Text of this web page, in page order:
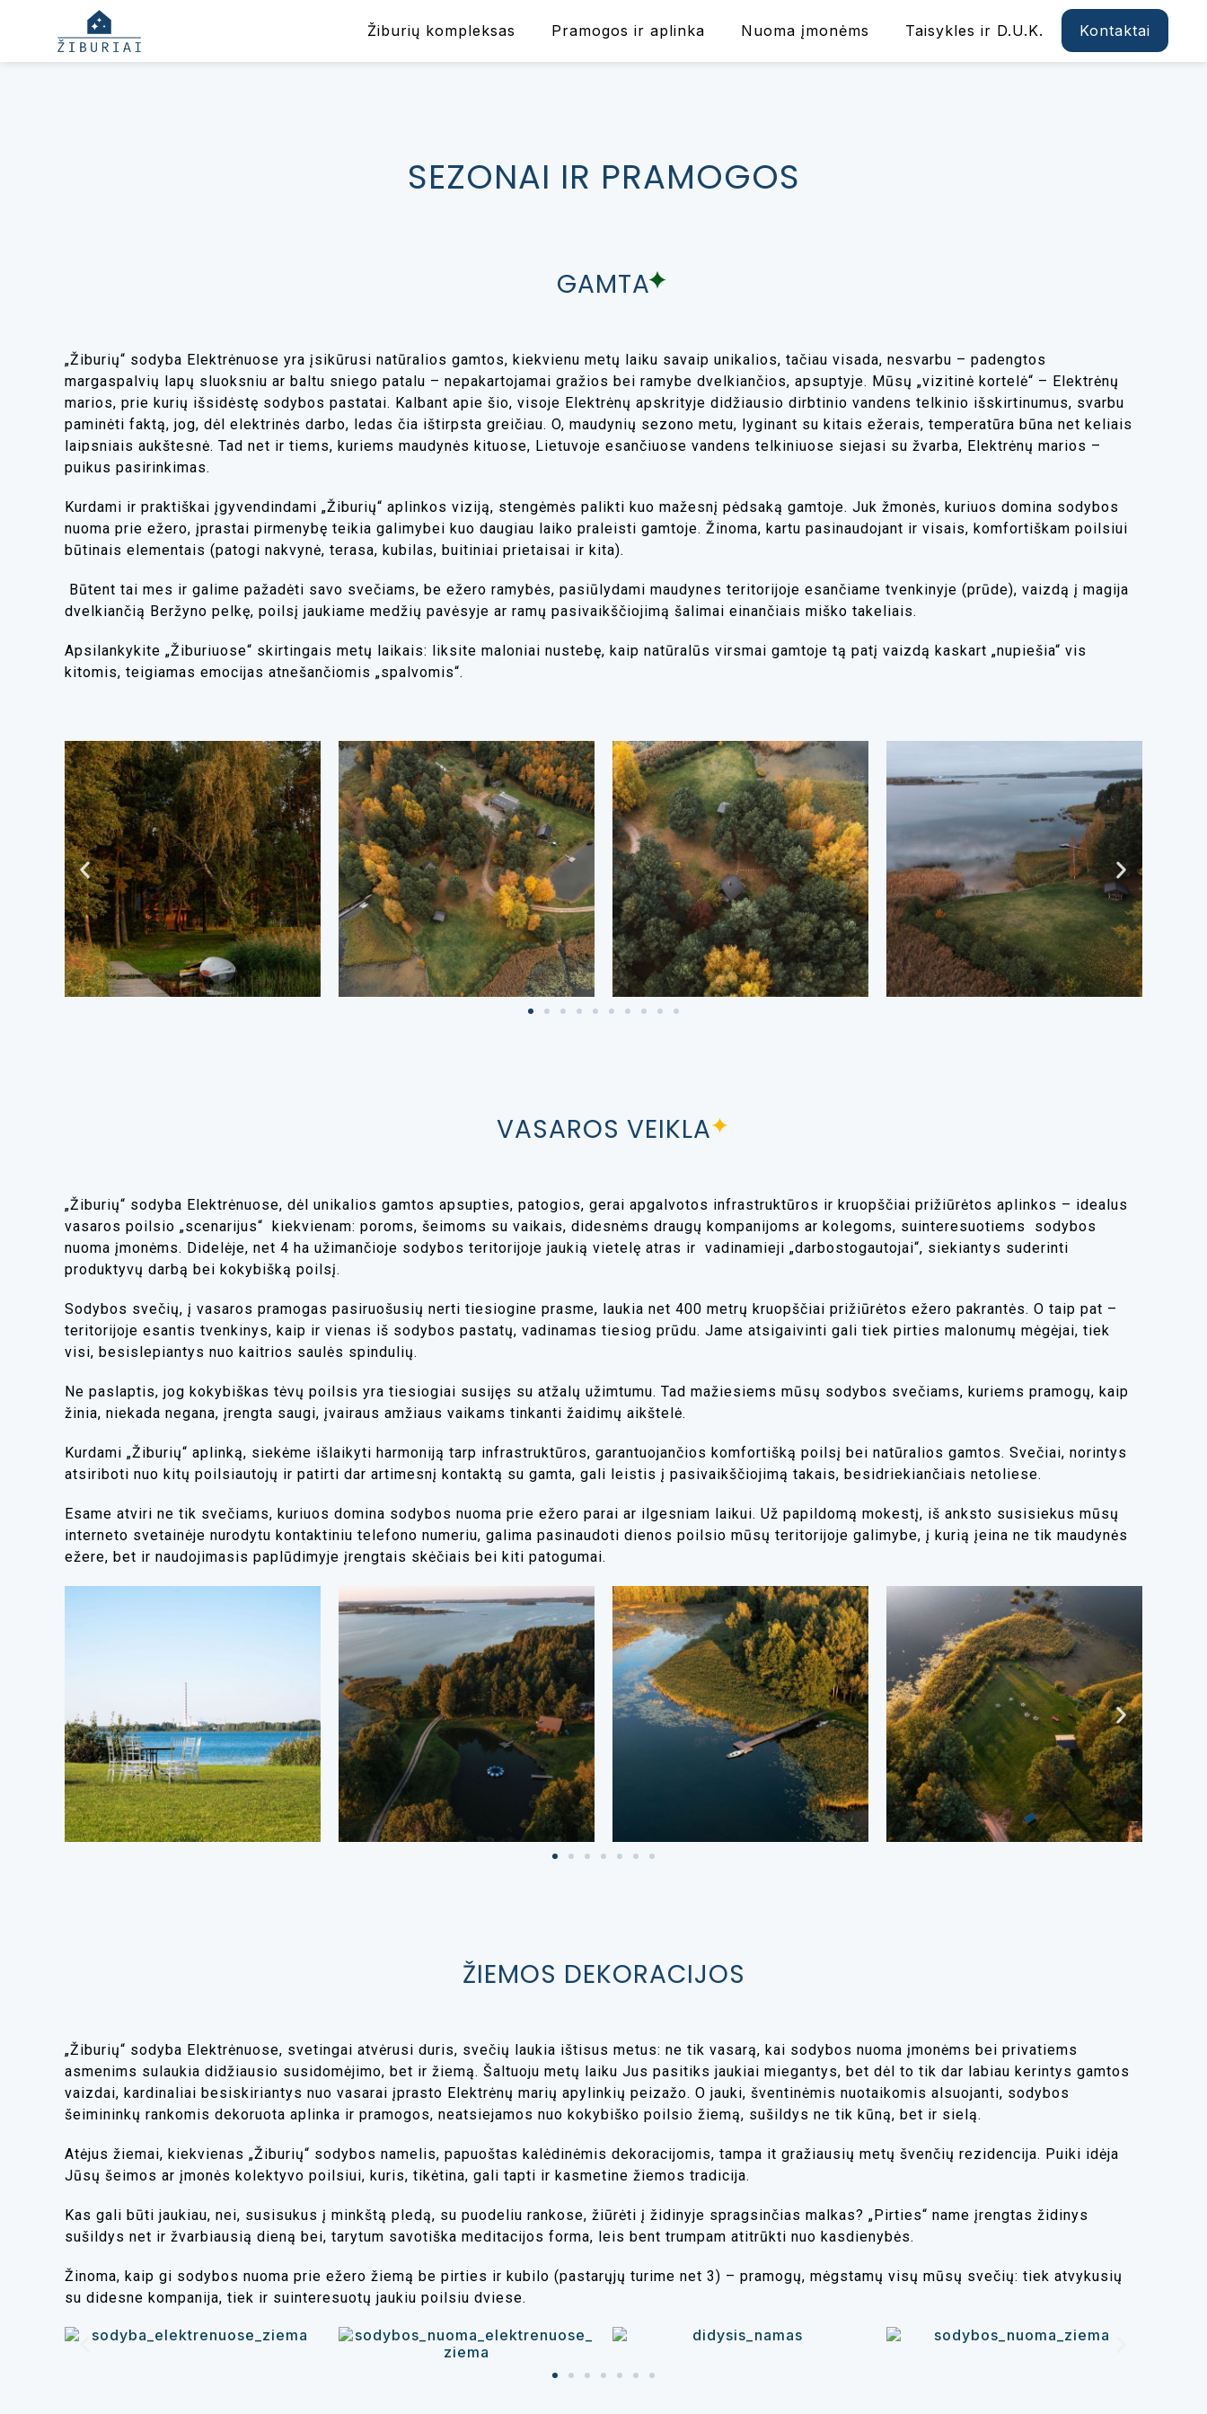
Žiburių kompleksas Pramogos ir aplinka Nuoma įmonėms Taisykles ir D.U.K. Kontaktai
SEZONAI IR PRAMOGOS
GAMTA
„Žiburių“ sodyba Elektrėnuose yra įsikūrusi natūralios gamtos, kiekvienu metų laiku savaip unikalios, tačiau visada, nesvarbu – padengtos
margaspalvių lapų sluoksniu ar baltu sniego patalu – nepakartojamai gražios bei ramybe dvelkiančios, apsuptyje. Mūsų „vizitinė kortelė“ – Elektrėnų
marios, prie kurių išsidėstę sodybos pastatai. Kalbant apie šio, visoje Elektrėnų apskrityje didžiausio dirbtinio vandens telkinio išskirtinumus, svarbu
paminėti faktą, jog, dėl elektrinės darbo, ledas čia ištirpsta greičiau. O, maudynių sezono metu, lyginant su kitais ežerais, temperatūra būna net keliais
laipsniais aukštesnė. Tad net ir tiems, kuriems maudynės kituose, Lietuvoje esančiuose vandens telkiniuose siejasi su žvarba, Elektrėnų marios –
puikus pasirinkimas.
Kurdami ir praktiškai įgyvendindami „Žiburių“ aplinkos viziją, stengėmės palikti kuo mažesnį pėdsaką gamtoje. Juk žmonės, kuriuos domina sodybos
nuoma prie ežero, įprastai pirmenybę teikia galimybei kuo daugiau laiko praleisti gamtoje. Žinoma, kartu pasinaudojant ir visais, komfortiškam poilsiui
būtinais elementais (patogi nakvynė, terasa, kubilas, buitiniai prietaisai ir kita).
Būtent tai mes ir galime pažadėti savo svečiams, be ežero ramybės, pasiūlydami maudynes teritorijoje esančiame tvenkinyje (prūde), vaizdą į magija
dvelkiančią Beržyno pelkę, poilsį jaukiame medžių pavėsyje ar ramų pasivaikščiojimą šalimai einančiais miško takeliais.
Apsilankykite „Žiburiuose“ skirtingais metų laikais: liksite maloniai nustebę, kaip natūralūs virsmai gamtoje tą patį vaizdą kaskart „nupiešia“ vis
kitomis, teigiamas emocijas atnešančiomis „spalvomis“.
VASAROS VEIKLA
„Žiburių“ sodyba Elektrėnuose, dėl unikalios gamtos apsupties, patogios, gerai apgalvotos infrastruktūros ir kruopščiai prižiūrėtos aplinkos – idealus
vasaros poilsio „scenarijus“ kiekvienam: poroms, šeimoms su vaikais, didesnėms draugų kompanijoms ar kolegoms, suinteresuotiems sodybos
nuoma įmonėms. Didelėje, net 4 ha užimančioje sodybos teritorijoje jaukią vietelę atras ir vadinamieji „darbostogautojai“, siekiantys suderinti
produktyvų darbą bei kokybišką poilsį.
Sodybos svečių, į vasaros pramogas pasiruošusių nerti tiesiogine prasme, laukia net 400 metrų kruopščiai prižiūrėtos ežero pakrantės. O taip pat –
teritorijoje esantis tvenkinys, kaip ir vienas iš sodybos pastatų, vadinamas tiesiog prūdu. Jame atsigaivinti gali tiek pirties malonumų mėgėjai, tiek
visi, besislepiantys nuo kaitrios saulės spindulių.
Ne paslaptis, jog kokybiškas tėvų poilsis yra tiesiogiai susijęs su atžalų užimtumu. Tad mažiesiems mūsų sodybos svečiams, kuriems pramogų, kaip
žinia, niekada negana, įrengta saugi, įvairaus amžiaus vaikams tinkanti žaidimų aikštelė.
Kurdami „Žiburių“ aplinką, siekėme išlaikyti harmoniją tarp infrastruktūros, garantuojančios komfortišką poilsį bei natūralios gamtos. Svečiai, norintys
atsiriboti nuo kitų poilsiautojų ir patirti dar artimesnį kontaktą su gamta, gali leistis į pasivaikščiojimą takais, besidriekiančiais netoliese.
Esame atviri ne tik svečiams, kuriuos domina sodybos nuoma prie ežero parai ar ilgesniam laikui. Už papildomą mokestį, iš anksto susisiekus mūsų
interneto svetainėje nurodytu kontaktiniu telefono numeriu, galima pasinaudoti dienos poilsio mūsų teritorijoje galimybe, į kurią įeina ne tik maudynės
ežere, bet ir naudojimasis paplūdimyje įrengtais skėčiais bei kiti patogumai.
ŽIEMOS DEKORACIJOS
„Žiburių“ sodyba Elektrėnuose, svetingai atvėrusi duris, svečių laukia ištisus metus: ne tik vasarą, kai sodybos nuoma įmonėms bei privatiems
asmenims sulaukia didžiausio susidomėjimo, bet ir žiemą. Šaltuoju metų laiku Jus pasitiks jaukiai miegantys, bet dėl to tik dar labiau kerintys gamtos
vaizdai, kardinaliai besiskiriantys nuo vasarai įprasto Elektrėnų marių apylinkių peizažo. O jauki, šventinėmis nuotaikomis alsuojanti, sodybos
šeimininkų rankomis dekoruota aplinka ir pramogos, neatsiejamos nuo kokybiško poilsio žiemą, sušildys ne tik kūną, bet ir sielą.
Atėjus žiemai, kiekvienas „Žiburių“ sodybos namelis, papuoštas kalėdinėmis dekoracijomis, tampa it gražiausių metų švenčių rezidencija. Puiki idėja
Jūsų šeimos ar įmonės kolektyvo poilsiui, kuris, tikėtina, gali tapti ir kasmetine žiemos tradicija.
Kas gali būti jaukiau, nei, susisukus į minkštą pledą, su puodeliu rankose, žiūrėti į židinyje spragsinčias malkas? „Pirties“ name įrengtas židinys
sušildys net ir žvarbiausią dieną bei, tarytum savotiška meditacijos forma, leis bent trumpam atitrūkti nuo kasdienybės.
Žinoma, kaip gi sodybos nuoma prie ežero žiemą be pirties ir kubilo (pastarųjų turime net 3) – pramogų, mėgstamų visų mūsų svečių: tiek atvykusių
su didesne kompanija, tiek ir suinteresuotų jaukiu poilsiu dviese.